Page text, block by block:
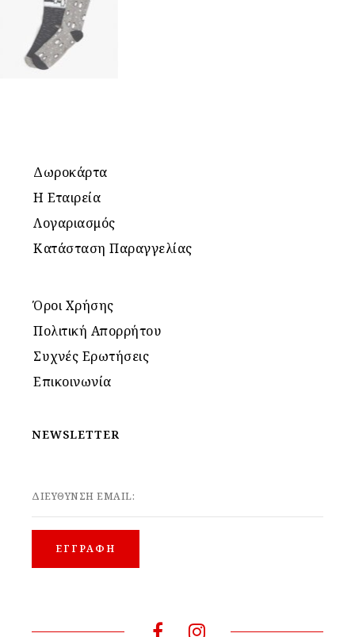
Δωροκάρτα
Η Εταιρεία
Λογαριασμός
Κατάσταση Παραγγελίας
Όροι Χρήσης
Πολιτική Απορρήτου
Συχνές Ερωτήσεις
Επικοινωνία
NEWSLETTER
ΔΙΕΥΘΥΝΣΗ EMAIL: